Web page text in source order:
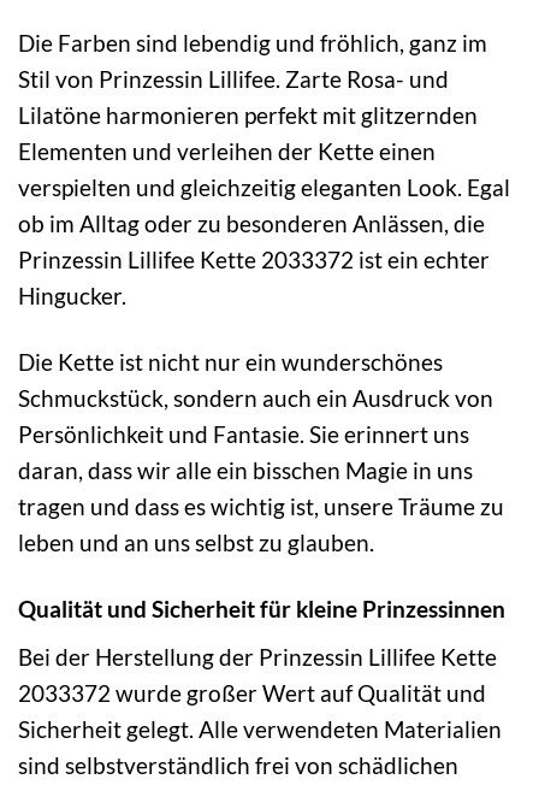
Die Farben sind lebendig und fröhlich, ganz im
Stil von Prinzessin Lillifee. Zarte Rosa- und
Lilatöne harmonieren perfekt mit glitzernden
Elementen und verleihen der Kette einen
verspielten und gleichzeitig eleganten Look. Egal
ob im Alltag oder zu besonderen Anlässen, die
Prinzessin Lillifee Kette 2033372 ist ein echter
Hingucker.
Die Kette ist nicht nur ein wunderschönes
Schmuckstück, sondern auch ein Ausdruck von
Persönlichkeit und Fantasie. Sie erinnert uns
daran, dass wir alle ein bisschen Magie in uns
tragen und dass es wichtig ist, unsere Träume zu
leben und an uns selbst zu glauben.
Qualität und Sicherheit für kleine Prinzessinnen
Bei der Herstellung der Prinzessin Lillifee Kette
2033372 wurde großer Wert auf Qualität und
Sicherheit gelegt. Alle verwendeten Materialien
sind selbstverständlich frei von schädlichen